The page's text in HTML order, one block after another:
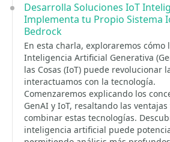
Desarrolla Soluciones IoT
Implementa tu Propio Sistema
Bedrock
En esta charla, exploraremos
Inteligencia Artificial Generativa
las Cosas (IoT) puede revolucionar
interactuamos con la tecnología.
Comenzaremos explicando los
GenAI y IoT, resaltando las
combinar estas tecnologías.
inteligencia artificial puede